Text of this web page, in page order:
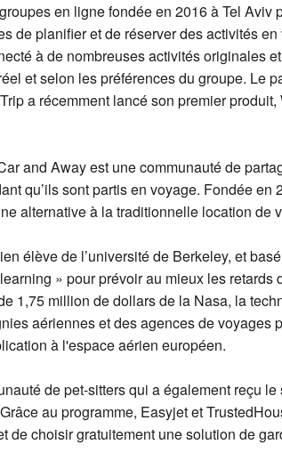
en ligne fondée en 2016 à Tel Aviv
de planifier et de réserver des activités
à de nombreuses activités originales
et selon les préférences du groupe. Le
a récemment lancé son premier
and Away est une communauté de
qu’ils sont partis en voyage. Fondée
alternative à la traditionnelle location de
élève de l’université de Berkeley, et
» pour prévoir au mieux les retards
1,75 million de dollars de la Nasa, la
aériennes et des agences de voyages
à l'espace aérien européen.
de pet-sitters qui a également reçu
au programme, Easyjet et
de choisir gratuitement une solution de